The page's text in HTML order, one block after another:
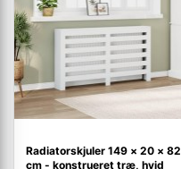
Radiatorskjuler 149 × 20 × 82
cm - konstrueret træ, hvid